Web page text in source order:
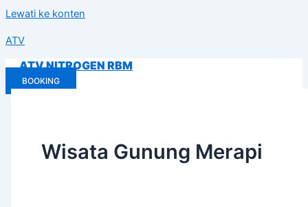
Lewati ke konten
ATV
ATV NITROGEN RBM
BOOKING
Wisata Gunung Merapi